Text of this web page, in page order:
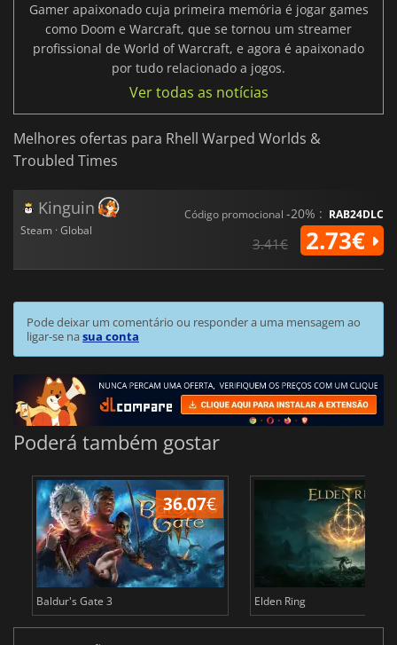
Gamer apaixonado cuja primeira memória é jogar games
como Doom e Warcraft, que se tornou um streamer
profissional de World of Warcraft, e agora é apaixonado
por tudo relacionado a jogos.
Ver todas as notícias
Melhores ofertas para Rhell Warped Worlds &
Troubled Times
Kinguin
Steam · Global
Código promocional -20% : RAB24DLC
3.41€ 2.73€
Pode deixar um comentário ou responder a uma mensagem ao
ligar-se nasua conta
Poderá também gostar
36.07€
Baldur's Gate 3 Elden Ring